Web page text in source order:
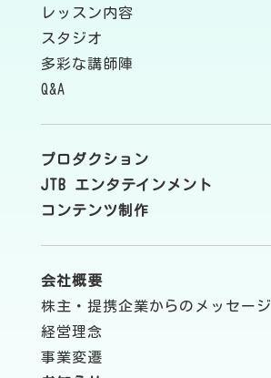
レッスン内容
スタジオ
多彩な講師陣
Q&A
プロダクション
JTB エンタテインメント
コンテンツ制作
会社概要
株主・提携企業からのメッセージ
経営理念
事業変遷